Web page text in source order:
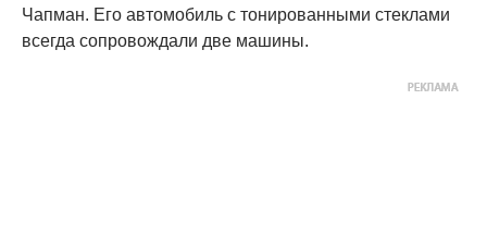
Чапман. Его автомобиль с тонированными стеклами
всегда сопровождали две машины.